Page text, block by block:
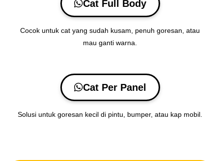
Cat Full Body
Cocok untuk cat yang sudah kusam, penuh goresan, atau
mau ganti warna.
Cat Per Panel
Solusi untuk goresan kecil di pintu, bumper, atau kap mobil.